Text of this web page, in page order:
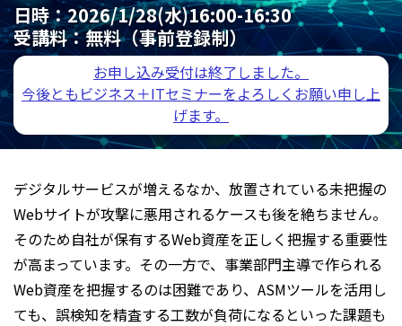
日時：2026/1/28(水)16:00-16:30
受講料：無料（事前登録制）
お申し込み受付は終了しました。
今後ともビジネス＋ITセミナーをよろしくお願い申し上
げます。
デジタルサービスが増えるなか、放置されている未把握の
Webサイトが攻撃に悪用されるケースも後を絶ちません。
そのため自社が保有するWeb資産を正しく把握する重要性
が高まっています。その一方で、事業部門主導で作られる
Web資産を把握するのは困難であり、ASMツールを活用し
ても、誤検知を精査する工数が負荷になるといった課題も